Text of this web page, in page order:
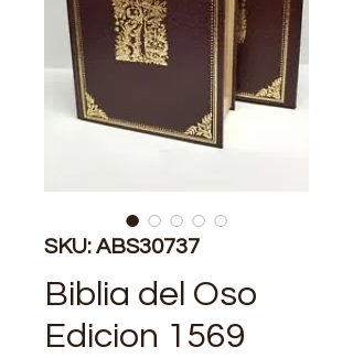
SKU: ABS30737
Biblia del Oso
Edicion 1569